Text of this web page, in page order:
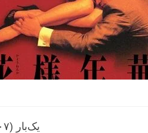
یک‌بار (۲۰۰۷)